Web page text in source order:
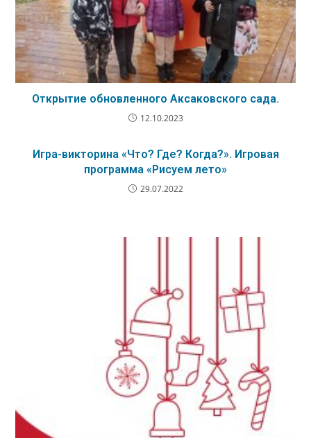
Открытие обновленного Аксаковского сада.
12.10.2023
Игра-викторина «Что? Где? Когда?». Игровая
программа «Рисуем лето»
29.07.2022